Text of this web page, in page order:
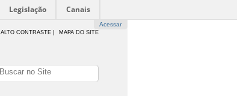
Legislação Canais
Acessar
ALTO CONTRASTE | MAPA DO SITE